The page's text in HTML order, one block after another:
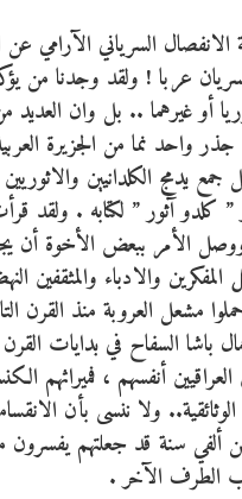
السرياني الآرامي عن
عربا ! ولقد وجدنا من
أو غيرهما .. بل وان العديد
واحد نما من الجزيرة
يدمج الكلدانيين
كلدو آثور ” لكتابه . ولقد
الأمر ببعض الأخوة أن
والادباء والمثقفين
مشعل العروبة منذ القرن
باشا السفاح في بدايات
أنفسهم ، فميراثهم
ولا ننسى بأن
ألفي سنة قد جعلتهم يفسرون
الطرف الآخر .